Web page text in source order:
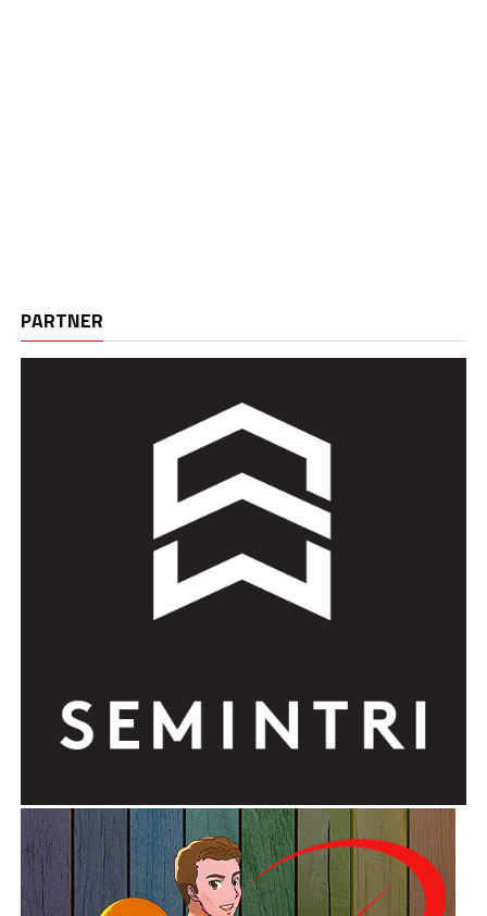
PARTNER